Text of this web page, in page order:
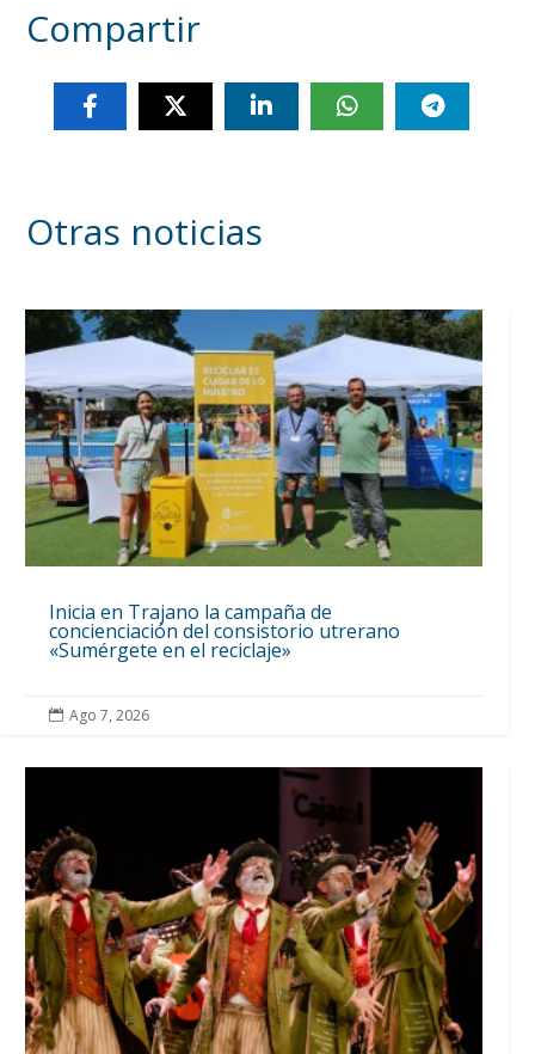
Compartir
Otras noticias
Inicia en Trajano la campaña de
concienciación del consistorio utrerano
«Sumérgete en el reciclaje»
 Ago 7, 2026